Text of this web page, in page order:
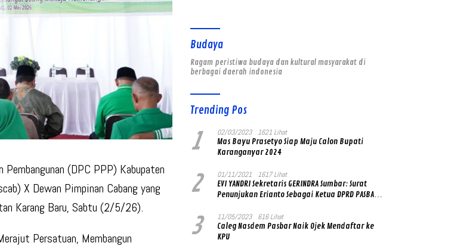
(DPC PPP) Kabupaten
X Dewan Pimpinan Cabang yang
Karang Baru, Sabtu (2/5/26).
Persatuan, Membangun
Budaya
Ragam peristiwa budaya dan kultural masyarakat di
berbagai daerah indonesia
Trending Pos
1 02/03/2023 1621 Lihat
Mas Bayu Prasetyo Siap Maju Calon Bupati
Karanganyar 2024
2 01/11/2021 1617 Lihat
EVI YANDRI Sekretaris GERINDRA Sumbar: Surat
Penunjukan Erianto Sebagai Ketua DPRD PASBAR
Prabowo Subianto
3 11/05/2023 616 Lihat
Caleg Nasdem Pasbar Naik Ojek Mendaftar ke
KPU